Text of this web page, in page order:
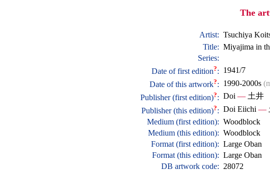
The
Artist: Tsuchiya
Title: Miyajima in
Series:
Date of first edition?: 1941/7
Date of this artwork?: 1990-2000s
Publisher (first edition)?: Doi —土井
Publisher (this edition)?: Doi Eiichi —
Medium (first edition): Woodblock
Medium (this edition): Woodblock
Format (first edition): Large Oban
Format (this edition): Large Oban
DB artwork code: 28072